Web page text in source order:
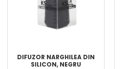
DIFUZOR NARGHILEA DIN
SILICON, NEGRU